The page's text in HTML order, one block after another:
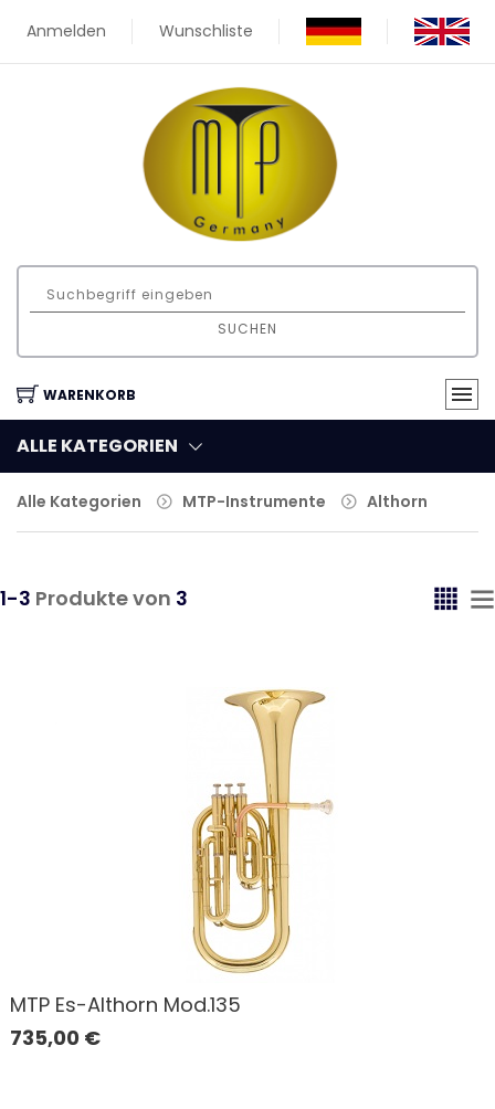
Anmelden Wunschliste
SUCHEN
WARENKORB
ALLE KATEGORIEN
Alle Kategorien MTP-Instrumente Althorn
1-3 Produkte von 3
MTP Es-Althorn Mod.135
735,00 €